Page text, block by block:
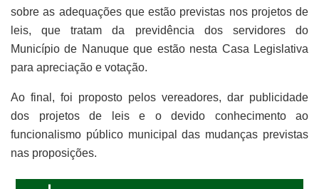
sobre as adequações que estão previstas nos projetos de
leis, que tratam da previdência dos servidores do
Município de Nanuque que estão nesta Casa Legislativa
para apreciação e votação.
Ao final, foi proposto pelos vereadores, dar publicidade
dos projetos de leis e o devido conhecimento ao
funcionalismo público municipal das mudanças previstas
nas proposições.